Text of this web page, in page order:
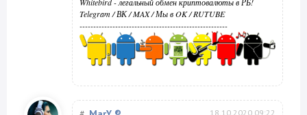
Telegram/ВК/MAX/Мы в OK/RUTUBE
------------------------------------------------------
18.10.2020 09:22